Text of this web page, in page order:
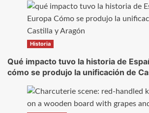
Historia
Qué impacto tuvo la historia de
cómo se produjo la unificación de